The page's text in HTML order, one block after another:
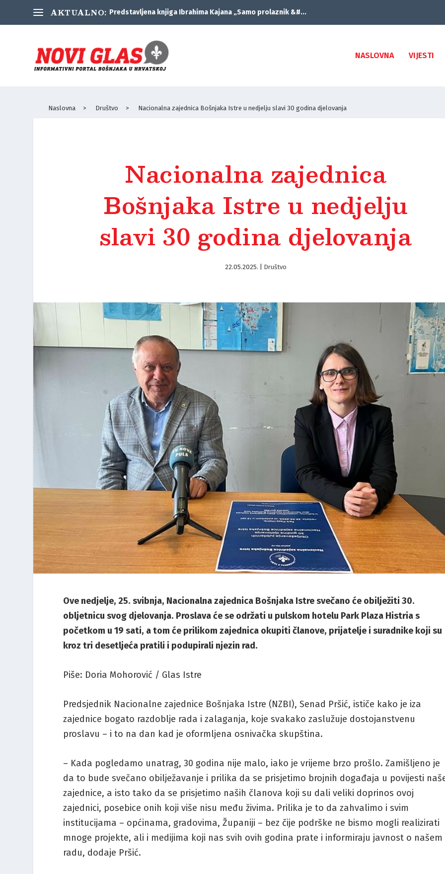
AKTUALNO: Predstavljena knjiga Ibrahima Kajana „Samo prolaznik &#...
NASLOVNA VIJESTI
Naslovna > Društvo > Nacionalna zajednica Bošnjaka Istre u nedjelju slavi 30 godina djelovanja
Nacionalna zajednica
Bošnjaka Istre u nedjelju
slavi 30 godina djelovanja
22.05.2025. Društvo
Ove nedjelje, 25. svibnja, Nacionalna zajednica Bošnjaka Istre svečano će obilježiti 30.
obljetnicu svog djelovanja. Proslava će se održati u pulskom hotelu Park Plaza Histria s
početkom u 19 sati, a tom će prilikom zajednica okupiti članove, prijatelje i suradnike koji su
kroz tri desetljeća pratili i podupirali njezin rad.
Piše: Doria Mohorović / Glas Istre
Predsjednik Nacionalne zajednice Bošnjaka Istre (NZBI), Senad Pršić, ističe kako je iza
zajednice bogato razdoblje rada i zalaganja, koje svakako zaslužuje dostojanstvenu
proslavu – i to na dan kad je oformljena osnivačka skupština.
– Kada pogledamo unatrag, 30 godina nije malo, iako je vrijeme brzo prošlo. Zamišljeno je
da to bude svečano obilježavanje i prilika da se prisjetimo brojnih događaja u povijesti
zajednice, a isto tako da se prisjetimo naših članova koji su dali veliki doprinos ovoj
zajednici, posebice onih koji više nisu među živima. Prilika je to da zahvalimo i svim
institucijama – općinama, gradovima, Županiji – bez čije podrške ne bismo mogli realizirati
mnoge projekte, ali i medijima koji nas svih ovih godina prate i informiraju javnost o našem
radu, dodaje Pršić.